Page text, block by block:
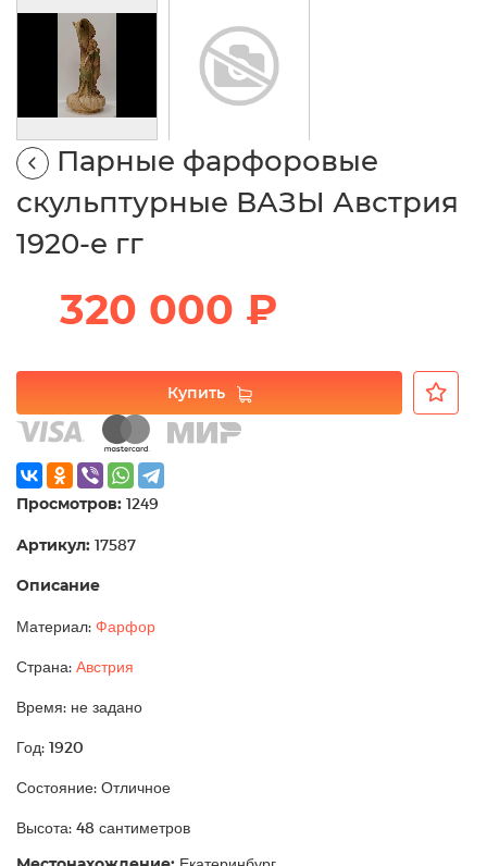
Парные фарфоровые
скульптурные ВАЗЫ Австрия
1920-е гг
320 000 ₽
Купить
Просмотров: 1249
Артикул: 17587
Описание
Материал: Фарфор
Страна: Австрия
Время: не задано
Год: 1920
Состояние: Отличное
Высота: 48 сантиметров